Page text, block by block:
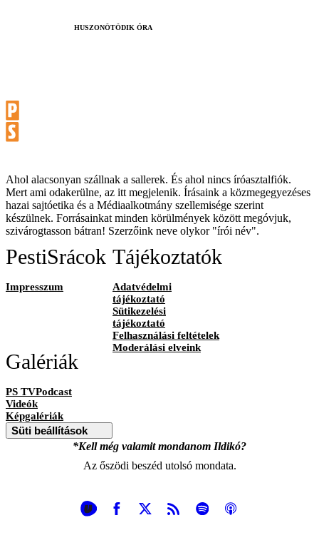
HUSZONÖTÖDIK ÓRA
Ahol alacsonyan szállnak a sallerek. És ahol nincs íróasztalfiók.
Mert ami odakerülne, az itt megjelenik. Írásaink a közmegegyezéses
hazai sajtóetika és a Médiaalkotmány szellemisége szerint
készülnek. Forrásainkat minden körülmények között megóvjuk,
szivárogtasson bátran! Szerzőink neve olykor "írói név".
PestiSrácok
Impresszum
Tájékoztatók
Adatvédelmi
tájékoztató
Sütikezelési
tájékoztató
Felhasználási feltételek
Moderálási elveink
Galériák
PS TVPodcast
Videók
Képgalériák
Süti beállítások
*Kell még valamit mondanom Ildikó?
Az őszödi beszéd utolsó mondata.